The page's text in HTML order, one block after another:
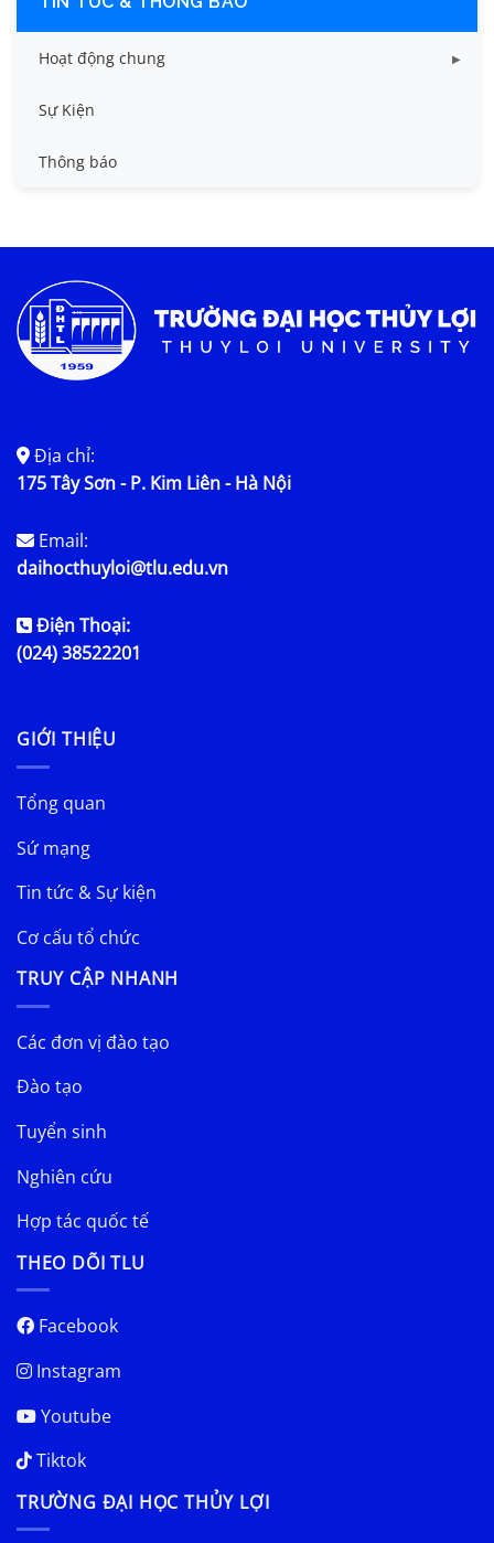
Hoạt động chung
Tin công tác sinh viên
Tin đào tạo
Tin tức chung
Sự Kiện
Thông báo
Địa chỉ:
175 Tây Sơn - P. Kim Liên - Hà Nội
Email:
daihocthuyloi@tlu.edu.vn
Điện Thoại:
(024) 38522201
GIỚI THIỆU
Tổng quan
Sứ mạng
Tin tức & Sự kiện
Cơ cấu tổ chức
TRUY CẬP NHANH
Các đơn vị đào tạo
Đào tạo
Tuyển sinh
Nghiên cứu
Hợp tác quốc tế
THEO DÕI TLU
Facebook
Instagram
Youtube
Tiktok
TRƯỜNG ĐẠI HỌC THỦY LỢI